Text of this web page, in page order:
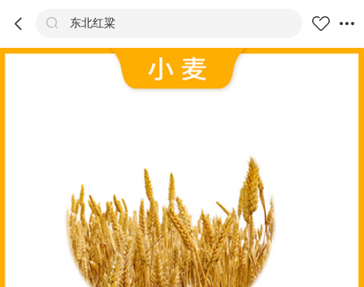
  东北红粱 
评价 详情